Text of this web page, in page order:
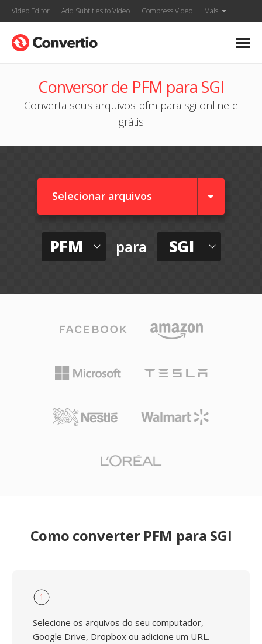
Video Editor Add Subtitles to Video Compress Video Mais
Conversor de PFM para SGI
Converta seus arquivos pfm para sgi online e
grátis
Selecionar arquivos
PFM para SGI
Como converter PFM para SGI
1
Selecione os arquivos do seu computador,
Google Drive, Dropbox ou adicione um URL.